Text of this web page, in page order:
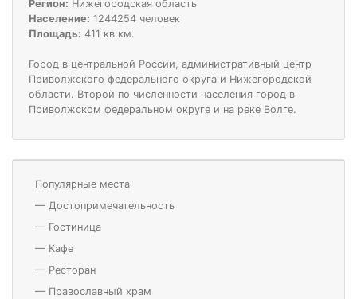
Регион: Нижегородская область
Население: 1244254 человек
Площадь: 411 кв.км.
Город в центральной России, административный центр
Приволжского федерального округа и Нижегородской
области. Второй по численности населения город в
Приволжском федеральном округе и на реке Волге.
Популярные места
— Достопримечательность
— Гостиница
— Кафе
— Ресторан
— Православный храм